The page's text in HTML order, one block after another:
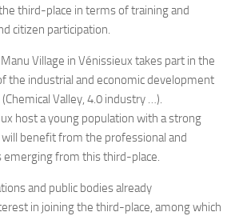
third-place in terms of training and
citizen participation.
Village in Vénissieux takes part in the
the industrial and economic development
Valley, 4.0 industry …).
host a young population with a strong
benefit from the professional and
emerging from this third-place.
and public bodies already
in joining the third-place, among which